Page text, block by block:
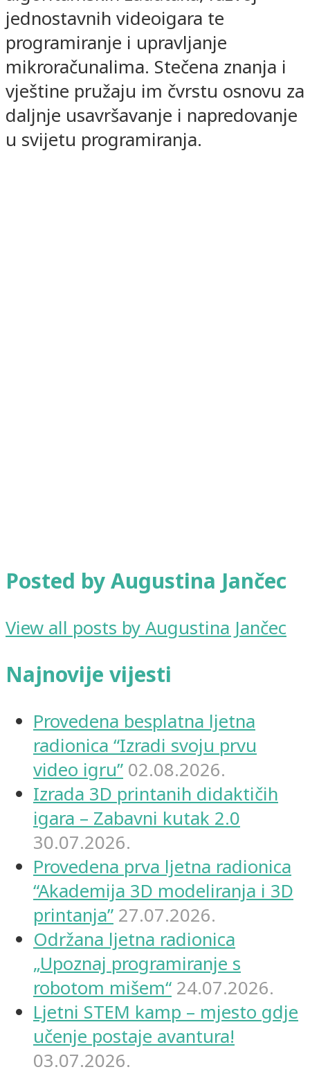
jednostavnih videoigara te
programiranje i upravljanje
mikroračunalima. Stečena znanja i
vještine pružaju im čvrstu osnovu za
daljnje usavršavanje i napredovanje
u svijetu programiranja.
Posted by Augustina Jančec
View all posts by Augustina Jančec
Najnovije vijesti
Provedena besplatna ljetna
radionica “Izradi svoju prvu
video igru” 02.08.2026.
Izrada 3D printanih didaktičih
igara – Zabavni kutak 2.0
30.07.2026.
Provedena prva ljetna radionica
“Akademija 3D modeliranja i 3D
printanja” 27.07.2026.
Održana ljetna radionica
„Upoznaj programiranje s
robotom mišem“ 24.07.2026.
Ljetni STEM kamp – mjesto gdje
učenje postaje avantura!
03.07.2026.